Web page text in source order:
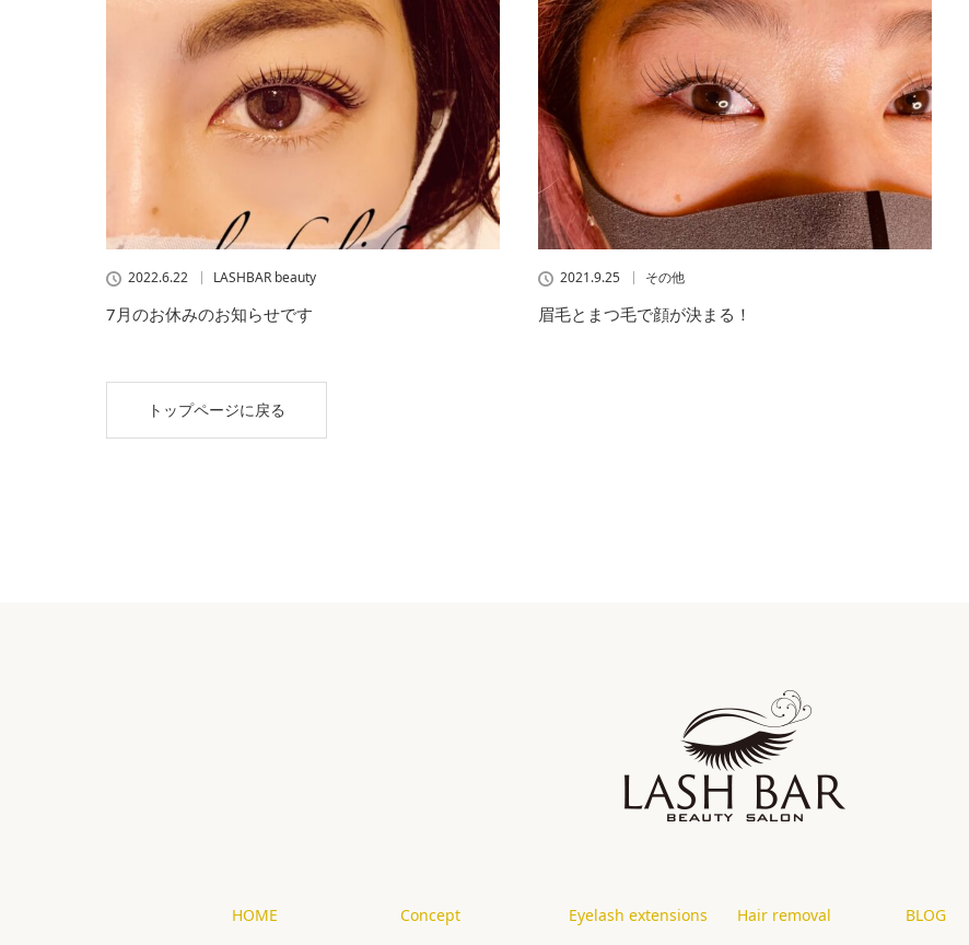
2022.6.22 LASHBAR beauty
7月のお休みのお知らせです
2021.9.25 その他
眉毛とまつ毛で顔が決まる！
トップページに戻る
HOME Concept Eyelash extensions Hair removal BLOG